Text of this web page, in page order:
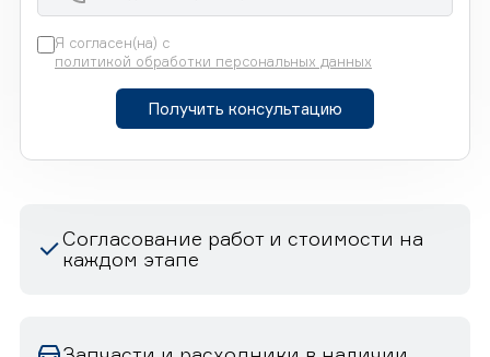
Я согласен(на) с
политикой обработки персональных данных
Получить консультацию
Согласование работ и стоимости на
каждом этапе